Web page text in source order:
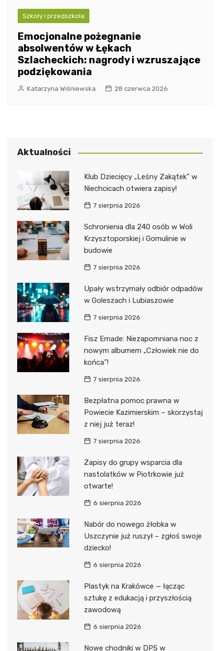
Szkoły i przedszkola
Emocjonalne pożegnanie
absolwentów w Łękach
Szlacheckich: nagrody i wzruszające
podziękowania
Katarzyna Wiśniewska 28 czerwca 2026
Aktualności
Klub Dziecięcy „Leśny Zakątek” w
Niechcicach otwiera zapisy!
7 sierpnia 2026
Schronienia dla 240 osób w Woli
Krzysztoporskiej i Gomulinie w
budowie
7 sierpnia 2026
Upały wstrzymały odbiór odpadów
w Goleszach i Lubiaszowie
7 sierpnia 2026
Fisz Emade: Niezapomniana noc z
nowym albumem „Człowiek nie do
końca”!
7 sierpnia 2026
Bezpłatna pomoc prawna w
Powiecie Kazimierskim – skorzystaj
z niej już teraz!
7 sierpnia 2026
Zapisy do grupy wsparcia dla
nastolatków w Piotrkowie już
otwarte!
6 sierpnia 2026
Nabór do nowego żłobka w
Uszczynie już ruszył – zgłoś swoje
dziecko!
6 sierpnia 2026
Plastyk na Krakówce — łącząc
sztukę z edukacją i przyszłością
zawodową
6 sierpnia 2026
Nowe chodniki w DPS w